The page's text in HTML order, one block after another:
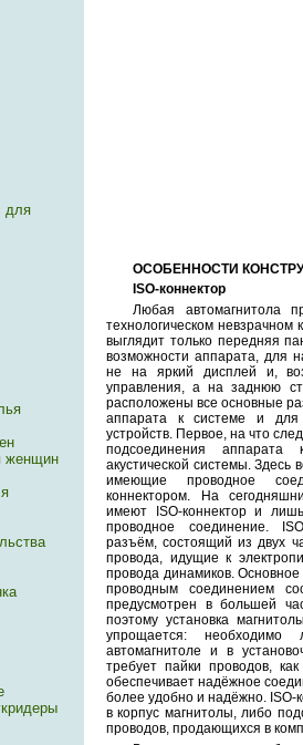
ОСОБЕННОСТИ
ISO-коннектор
Любая автомагнитола
технологическом невзрачном
выглядит только передняя
возможности аппарата, для
не на яркий дисплей и,
управления, а на заднюю
расположены все основные
аппарата к системе и для
устройств. Первое, на что
подсоединения
акустической системы. Здесь
имеющие проводное
коннектором. На
имеют ISO-коннектор и
проводное соединение.
разъём, состоящий из двух
провода, идущие к
провода динамиков.
проводным соединением
предусмотрен в большей
поэтому установка
упрощается:
автомагнитоле и в
требует пайки проводов,
обеспечивает надёжное
более удобно и надёжно. ISO-
в корпус магнитолы, либо
проводов, продающихся в
для
женщин